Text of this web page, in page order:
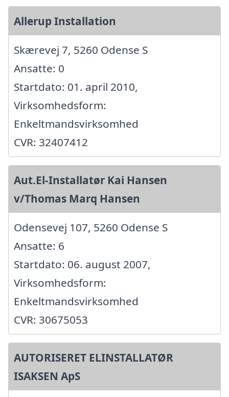
Allerup Installation
Skærevej 7, 5260 Odense S
Ansatte: 0
Startdato: 01. april 2010,
Virksomhedsform:
Enkeltmandsvirksomhed
CVR: 32407412
Aut.El-Installatør Kai Hansen
v/Thomas Marq Hansen
Odensevej 107, 5260 Odense S
Ansatte: 6
Startdato: 06. august 2007,
Virksomhedsform:
Enkeltmandsvirksomhed
CVR: 30675053
AUTORISERET ELINSTALLATØR
ISAKSEN ApS